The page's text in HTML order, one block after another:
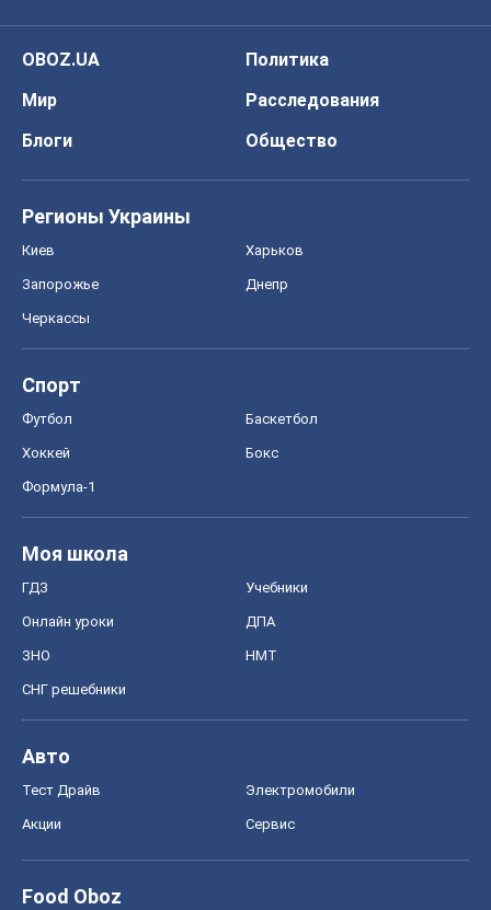
OBOZ.UA
Политика
Мир
Расследования
Блоги
Общество
Регионы Украины
Киев Харьков
Запорожье Днепр
Черкассы
Спорт
Футбол Баскетбол
Хоккей Бокс
Формула-1
Моя школа
ГДЗ Учебники
Онлайн уроки ДПА
ЗНО НМТ
СНГ решебники
Авто
Тест Драйв Электромобили
Акции Сервис
Food Oboz